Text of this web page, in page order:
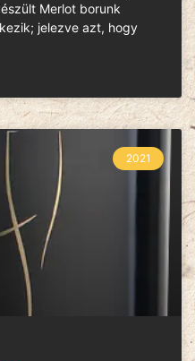
Merlot borunk
jelezve azt, hogy
2021